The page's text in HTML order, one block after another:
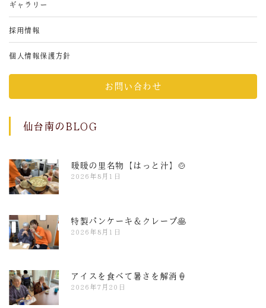
ギャラリー
採用情報
個人情報保護方針
お問い合わせ
仙台南のBLOG
暖暖の里名物【はっと汁】🍲
2026年8月1日
特製パンケーキ＆クレープ🥞
2026年8月1日
アイスを食べて暑さを解消🍦
2026年7月20日